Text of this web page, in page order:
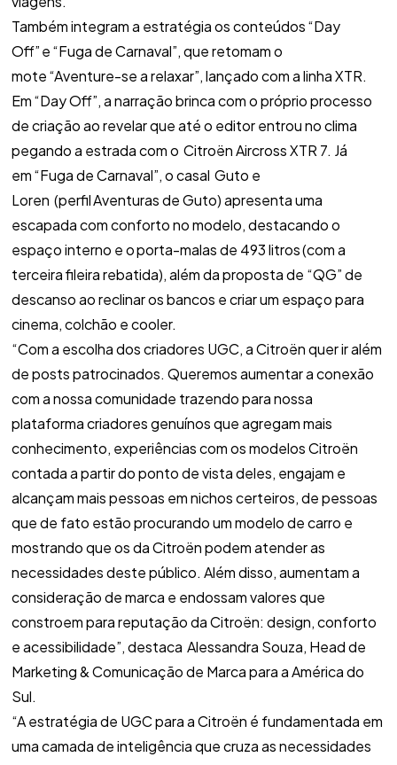
Também integram a estratégia os conteúdos “Day
Off” e “Fuga de Carnaval”, que retomam o
mote “Aventure-se a relaxar”, lançado com a linha XTR.
Em “Day Off”, a narração brinca com o próprio processo
de criação ao revelar que até o editor entrou no clima
pegando a estrada com o Citroën Aircross XTR 7. Já
em “Fuga de Carnaval”, o casal Guto e
Loren (perfil Aventuras de Guto) apresenta uma
escapada com conforto no modelo, destacando o
espaço interno e o porta-malas de 493 litros (com a
terceira fileira rebatida), além da proposta de “QG” de
descanso ao reclinar os bancos e criar um espaço para
cinema, colchão e cooler.
“Com a escolha dos criadores UGC, a Citroën quer ir além
de posts patrocinados. Queremos aumentar a conexão
com a nossa comunidade trazendo para nossa
plataforma criadores genuínos que agregam mais
conhecimento, experiências com os modelos Citroën
contada a partir do ponto de vista deles, engajam e
alcançam mais pessoas em nichos certeiros, de pessoas
que de fato estão procurando um modelo de carro e
mostrando que os da Citroën podem atender as
necessidades deste público. Além disso, aumentam a
consideração de marca e endossam valores que
constroem para reputação da Citroën: design, conforto
e acessibilidade”, destaca Alessandra Souza, Head de
Marketing & Comunicação de Marca para a América do
Sul.
“A estratégia de UGC para a Citroën é fundamentada em
uma camada de inteligência que cruza as necessidades